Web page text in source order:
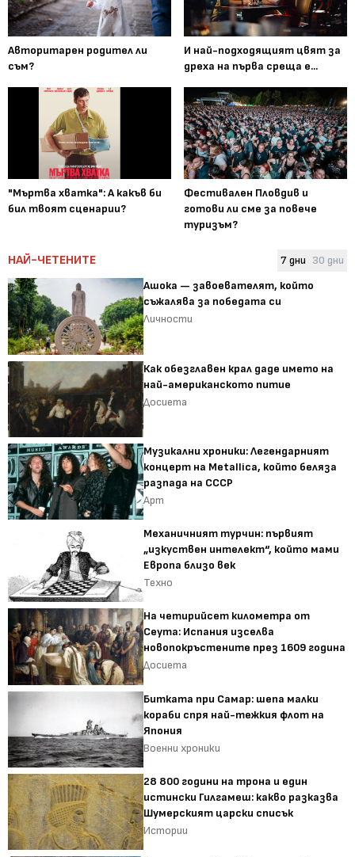
Авторитарен родител ли
съм?
И най-подходящият цвят за
дреха на първа среща е...
"Мъртва хватка": А какъв би
бил твоят сценарии?
Фестивален Пловдив и
готови ли сме за повече
туризъм?
НАЙ-ЧЕТЕНИТЕ 7 дни 30 дни
Ашока — завоевателят, който
съжалява за победата си
Личности
Как обезглавен крал даде името на
най-американското питие
Досиета
Музикални хроники: Легендарният
концерт на Metallica, който беляза
разпада на СССР
Арт
Механичният турчин: първият
„изкуствен интелект“, който мами
Европа близо век
Техно
На четирийсет километра от
Сеута: Испания изселва
новопокръстените през 1609 година
Досиета
Битката при Самар: шепа малки
кораби спря най-тежкия флот на
Япония
Военни хроники
28 800 години на трона и един
истински Гилгамеш: какво разказва
Шумерският царски списък
Истории